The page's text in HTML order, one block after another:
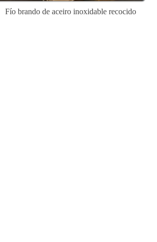
Fío brando de aceiro inoxidable recocido